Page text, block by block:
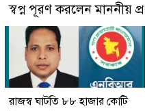
স্বপ্ন পূরণ করলেন মাননীয়
রাজস্ব ঘাটতি ৮৮ হাজার কোটি